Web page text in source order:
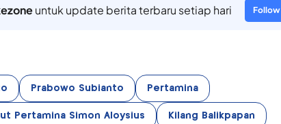
untuk update berita terbaru setiap hari Follow
Prabowo Subianto Pertamina
Pertamina Simon Aloysius Kilang Balikpapan